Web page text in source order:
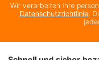
Wir verarbeiten Ihre
Datenschutzrichtlinie.